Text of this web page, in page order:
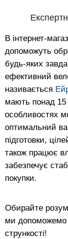
В інтернет-
допоможуть
будь-яких
ефективний
називається
мають понад 15
особливостях
оптимальний
підготовки,
також працює
забезпечує
покупки.
Обирайте
ми допоможемо
стрункості!